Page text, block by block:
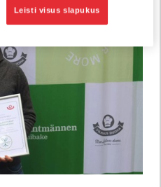
Leisti visus slapukus